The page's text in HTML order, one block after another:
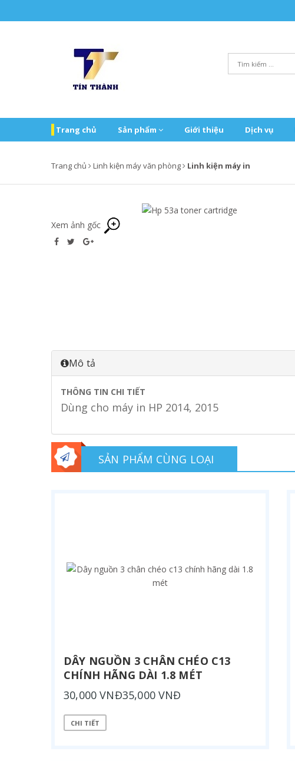
Trang chủ Sản phẩm Giới thiệu Dịch vụ
Trang chủ Linh kiện máy văn phòng Linh kiện máy in
Xem ảnh gốc
Mô tả
THÔNG TIN CHI TIẾT
Dùng cho máy in HP 2014, 2015
SẢN PHẨM CÙNG LOẠI
DÂY NGUỒN 3 CHÂN CHÉO C13
CHÍNH HÃNG DÀI 1.8 MÉT
30,000 VNĐ35,000 VNĐ
CHI TIẾT